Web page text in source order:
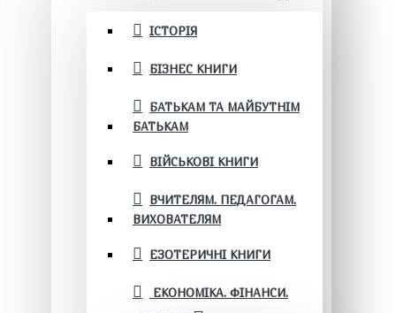
ІСТОРІЯ
БІЗНЕС КНИГИ
БАТЬКАМ ТА МАЙБУТНІМ
БАТЬКАМ
ВІЙСЬКОВІ КНИГИ
ВЧИТЕЛЯМ. ПЕДАГОГАМ.
ВИХОВАТЕЛЯМ
ЕЗОТЕРИЧНІ КНИГИ
ЕКОНОМІКА. ФІНАНСИ.